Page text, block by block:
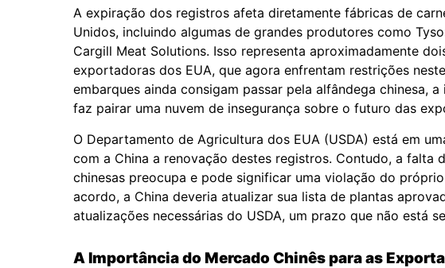
A expiração dos registros afeta diretamente fábricas de
Unidos, incluindo algumas de grandes produtores como
Cargill Meat Solutions. Isso representa aproximadamente
exportadoras dos EUA, que agora enfrentam restrições
embarques ainda consigam passar pela alfândega chinesa,
faz pairar uma nuvem de insegurança sobre o futuro das
O Departamento de Agricultura dos EUA (USDA) está em
com a China a renovação destes registros. Contudo, a falta
chinesas preocupa e pode significar uma violação do
acordo, a China deveria atualizar sua lista de plantas
atualizações necessárias do USDA, um prazo que não está
A Importância do Mercado Chinês para as